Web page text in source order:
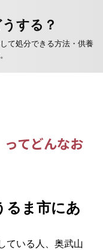
する？
て処分できる方法・供養
てどんなお
るま市にあ
ている人、奥武山